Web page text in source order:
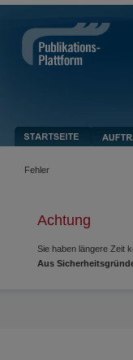
Fehler
Achtung
Sie haben längere Zeit
Aus